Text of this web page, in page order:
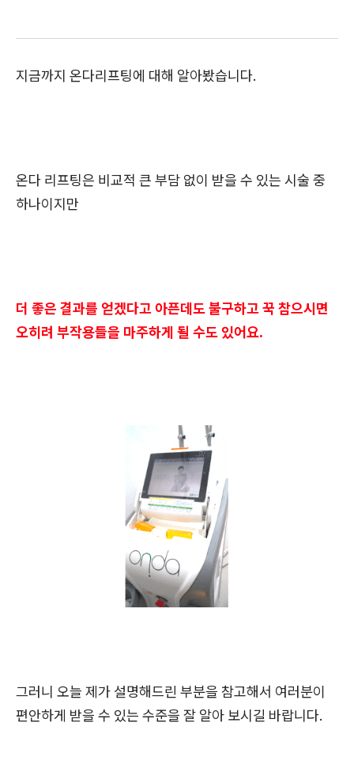
지금까지 온다리프팅에 대해 알아봤습니다.
온다 리프팅은 비교적 큰 부담 없이 받을 수 있는 시술 중
하나이지만
더 좋은 결과를 얻겠다고 아픈데도 불구하고 꾹 참으시면
오히려 부작용들을 마주하게 될 수도 있어요.
그러니 오늘 제가 설명해드린 부분을 참고해서 여러분이
편안하게 받을 수 있는 수준을 잘 알아 보시길 바랍니다.